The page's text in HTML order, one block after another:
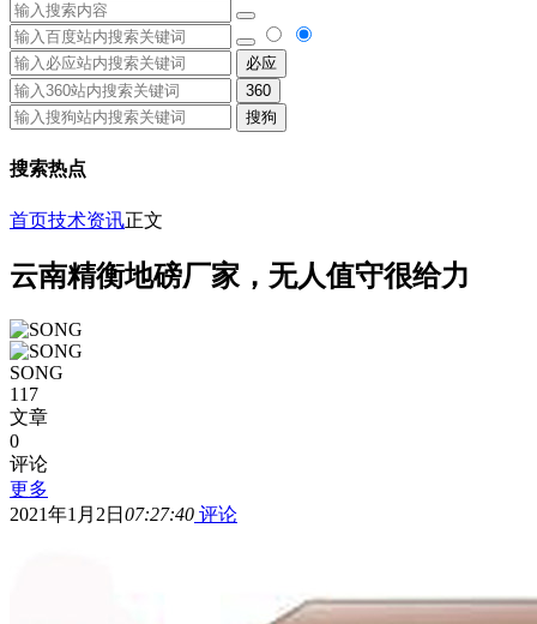
必应
360
搜狗
搜索热点
首页技术资讯正文
云南精衡地磅厂家，无人值守很给力
SONG
117
文章
0
评论
更多
2021年1月2日 07:27:40 评论